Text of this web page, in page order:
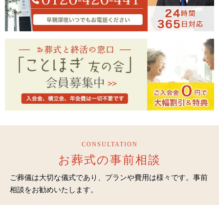
CONSULTATION
お葬式の事前相談
ご葬儀は大切な儀式であり、プランや費用は様々です。事前
相談をお勧めいたします。